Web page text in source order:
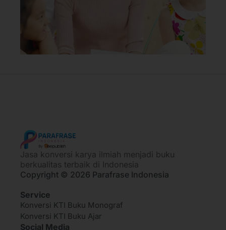
Jasa konversi karya ilmiah menjadi buku
berkualitas terbaik di Indonesia
Copyright © 2026 Parafrase Indonesia
Service
Konversi KTI Buku Monograf
Konversi KTI Buku Ajar
Social Media